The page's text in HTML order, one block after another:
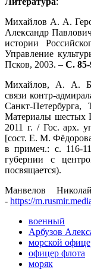
Михайлов А. А.
Александр
истории
Управление
Псков, 2003. – С. 85-
Михайлов, А. А.
связи контр-
Санкт-
Материалы шестых
2011 г. / Гос. арх.
[сост. Е. М.
в примеч.: с. 116-
губернии с
посвящается).
Манвелов
- https://
военный
Арбузов
морской
офицер флота
моряк